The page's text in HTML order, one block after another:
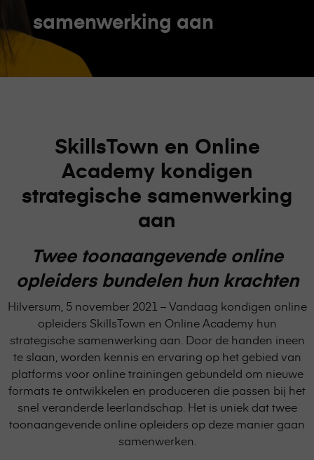
samenwerking aan
SkillsTown en Online
Academy kondigen
strategische samenwerking
aan
Twee toonaangevende online
opleiders bundelen hun krachten
Hilversum, 5 november 2021 – Vandaag kondigen online
opleiders SkillsTown en Online Academy hun
strategische samenwerking aan. Door de handen ineen
te slaan, worden kennis en ervaring op het gebied van
platforms voor online trainingen gebundeld om nieuwe
formats te ontwikkelen en produceren die passen bij het
snel veranderde leerlandschap. Het is uniek dat twee
toonaangevende online opleiders op deze manier gaan
samenwerken.